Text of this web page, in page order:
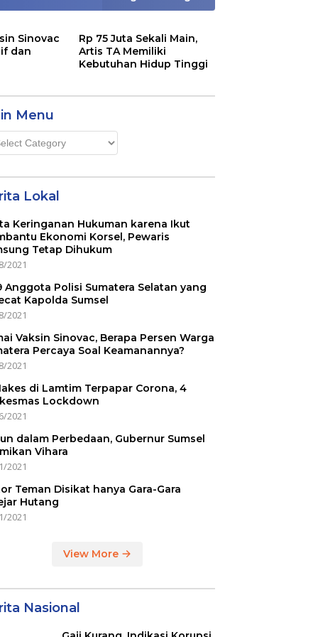
Sinovac
dan
Rp 75 Juta Sekali Main,
Artis TA Memiliki
Kebutuhan Hidup Tinggi
Menu
Lokal
Keringanan Hukuman karena Ikut
Ekonomi Korsel, Pewaris
Tetap Dihukum
2021
Anggota Polisi Sumatera Selatan yang
Kapolda Sumsel
2021
Vaksin Sinovac, Berapa Persen Warga
Percaya Soal Keamanannya?
2021
di Lamtim Terpapar Corona, 4
Lockdown
2021
dalam Perbedaan, Gubernur Sumsel
Vihara
2021
Teman Disikat hanya Gara-Gara
Hutang
2021
View More
Nasional